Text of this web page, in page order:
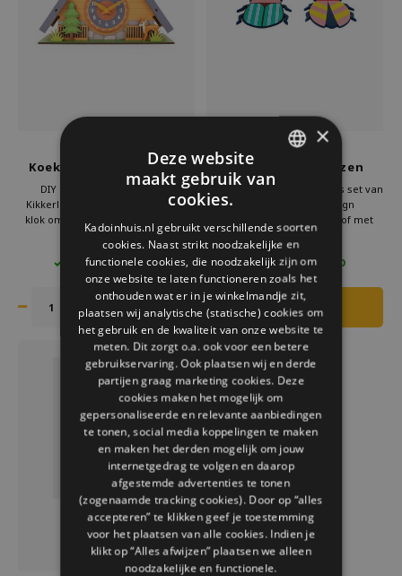
Welke Zwitscherbox past bij jou?
Kraamcadeau
Leesbrillen
Stationery
Storytiles
Koekoeksklok hout DIY
DIY koekoeksklok hout van
Kikkerland. Creatief bouwpakket
klok om zelf een koekoeksklok te
maken. Inclusief houten
onderdelen en instructies. Een
houten decoratie klok en origineel
cadeau DIY voor liefhebbers van
design en knutselen.
€61,95
2 OP VOORRAAD
Balvi
onderzetters glazen
kevers set van 4
Onderzetters glazen kevers set van
4 Balvi. Originele design
onderzetters van kunststof met
insectenprint. Praktisch en stijlvol
als luxe onderzetters of cadeau.
Bestel nu bij Kado in Huis en
bescherm je tafel met deze leuke
en opvallende onderzetters.
€14,95
5 OP VOORRAAD
DUTCH
ENGLISH
×
Deze website
maakt gebruik van
cookies.
Kadoinhuis.nl gebruikt verschillende soorten
cookies. Naast strikt noodzakelijke en
functionele cookies, die noodzakelijk zijn om
onze website te laten functioneren zoals het
onthouden wat er in je winkelmandje zit,
plaatsen wij analytische (statische) cookies om
het gebruik en de kwaliteit van onze website te
meten. Dit zorgt o.a. ook voor een betere
gebruikservaring. Ook plaatsen wij en derde
partijen graag marketing cookies. Deze
cookies maken het mogelijk om
gepersonaliseerde en relevante aanbiedingen
te tonen, social media koppelingen te maken
en maken het derden mogelijk om jouw
internetgedrag te volgen en daarop
afgestemde advertenties te tonen
(zogenaamde tracking cookies). Door op “alles
accepteren” te klikken geef je toestemming
voor het plaatsen van alle cookies. Indien je
klikt op “Alles afwijzen” plaatsen we alleen
noodzakelijke en functionele.